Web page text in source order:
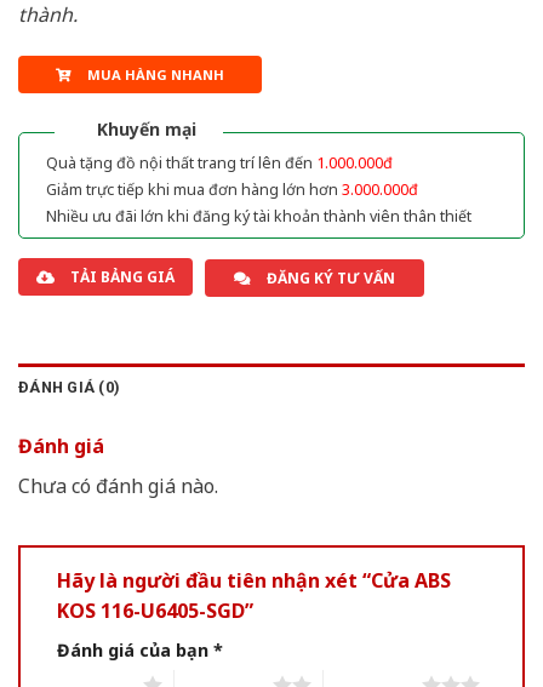
thành.
MUA HÀNG NHANH
Khuyến mại
Quà tặng đồ nội thất trang trí lên đến 1.000.000đ
Giảm trực tiếp khi mua đơn hàng lớn hơn 3.000.000đ
Nhiều ưu đãi lớn khi đăng ký tài khoản thành viên thân thiết
TẢI BẢNG GIÁ ĐĂNG KÝ TƯ VẤN
ĐÁNH GIÁ (0)
Đánh giá
Chưa có đánh giá nào.
Hãy là người đầu tiên nhận xét “Cửa ABS
KOS 116-U6405-SGD”
Đánh giá của bạn *